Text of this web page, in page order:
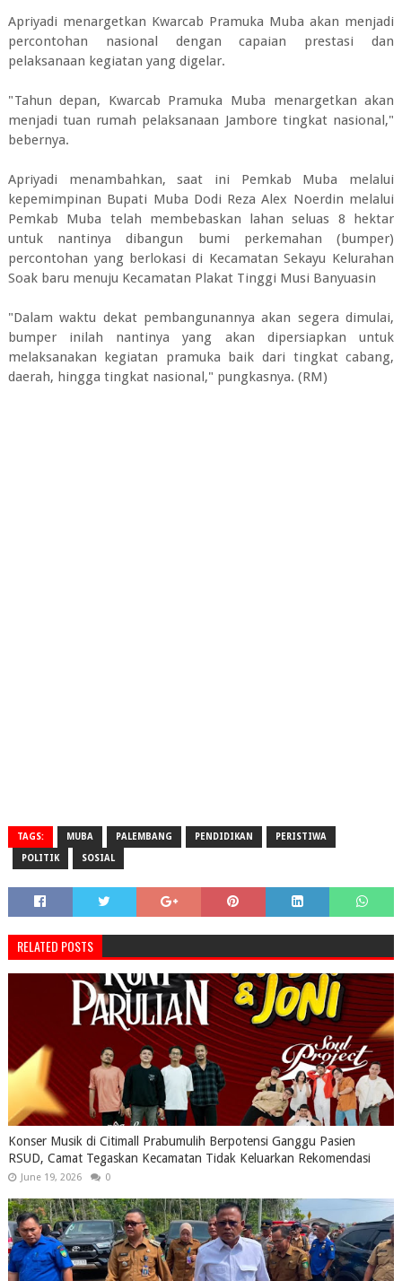
Apriyadi menargetkan Kwarcab Pramuka Muba akan menjadi
percontohan nasional dengan capaian prestasi dan
pelaksanaan kegiatan yang digelar.
"Tahun depan, Kwarcab Pramuka Muba menargetkan akan
menjadi tuan rumah pelaksanaan Jambore tingkat nasional,"
bebernya.
Apriyadi menambahkan, saat ini Pemkab Muba melalui
kepemimpinan Bupati Muba Dodi Reza Alex Noerdin melalui
Pemkab Muba telah membebaskan lahan seluas 8 hektar
untuk nantinya dibangun bumi perkemahan (bumper)
percontohan yang berlokasi di Kecamatan Sekayu Kelurahan
Soak baru menuju Kecamatan Plakat Tinggi Musi Banyuasin
"Dalam waktu dekat pembangunannya akan segera dimulai,
bumper inilah nantinya yang akan dipersiapkan untuk
melaksanakan kegiatan pramuka baik dari tingkat cabang,
daerah, hingga tingkat nasional," pungkasnya. (RM)
TAGS: MUBA PALEMBANG PENDIDIKAN PERISTIWA
POLITIK SOSIAL
RELATED POSTS
Konser Musik di Citimall Prabumulih Berpotensi Ganggu Pasien
RSUD, Camat Tegaskan Kecamatan Tidak Keluarkan Rekomendasi
June 19, 2026 0